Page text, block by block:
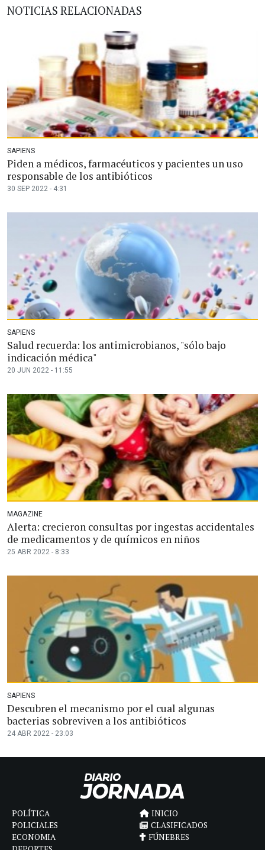
NOTICIAS RELACIONADAS
SAPIENS
Piden a médicos, farmacéuticos y pacientes un uso
responsable de los antibióticos
30 SEP 2022 - 4:31
SAPIENS
Salud recuerda: los antimicrobianos, "sólo bajo
indicación médica"
20 JUN 2022 - 11:55
MAGAZINE
Alerta: crecieron consultas por ingestas accidentales
de medicamentos y de químicos en niños
25 ABR 2022 - 8:33
SAPIENS
Descubren el mecanismo por el cual algunas
bacterias sobreviven a los antibióticos
24 ABR 2022 - 23:03
POLÍTICA
POLICIALES
ECONOMIA
INICIO
CLASIFICADOS
FÚNEBRES